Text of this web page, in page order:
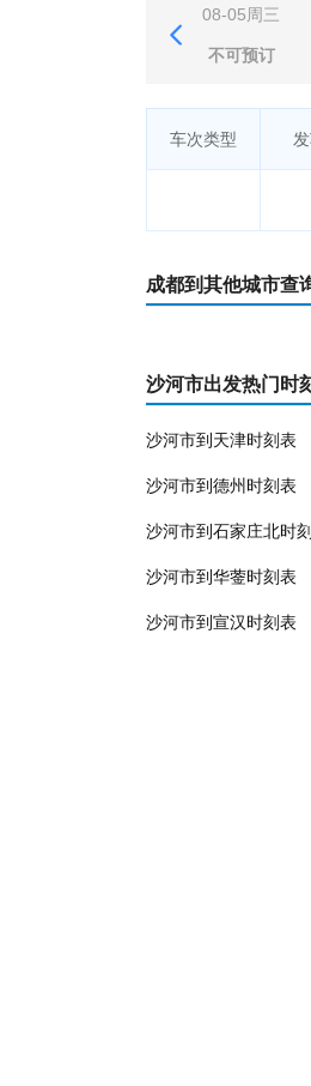
08-05周三
不可预订
车次类型
成都到其他城市查
沙河市出发热门时
沙河市到天津时刻表
沙河市到德州时刻表
沙河市到石家庄北时
沙河市到华蓥时刻表
沙河市到宣汉时刻表